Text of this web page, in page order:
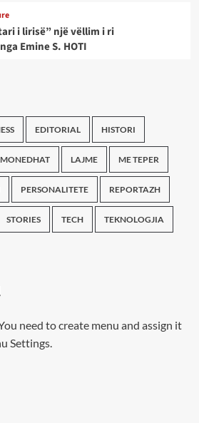
i lirisë” një vëllim i ri
Emine S. HOTI
EDITORIAL HISTORI
LAJME ME TEPER
PERSONALITETE REPORTAZH
STORIES TECH TEKNOLOGJIA
need to create menu and assign it
Settings.